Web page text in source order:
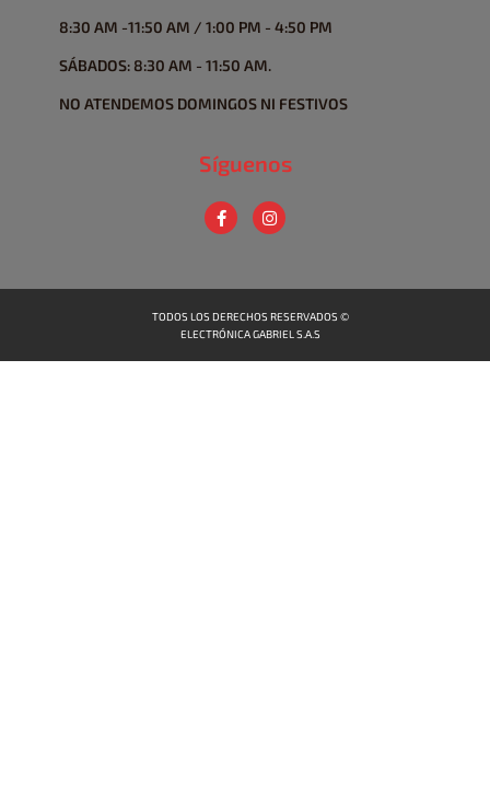
8:30 AM -11:50 AM / 1:00 PM - 4:50 PM
SÁBADOS: 8:30 AM - 11:50 AM.
NO ATENDEMOS DOMINGOS NI FESTIVOS
Síguenos
TODOS LOS DERECHOS RESERVADOS ©
ELECTRÓNICA GABRIEL S.A.S